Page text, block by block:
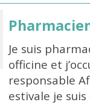
Je suis
officine et
responsable
estivale je